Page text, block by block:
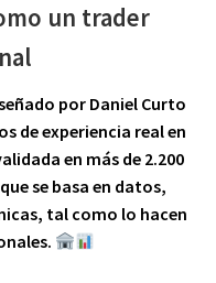
un trader
por Daniel Curto
de experiencia real en
en más de 2.200
se basa en datos,
tal como lo hacen